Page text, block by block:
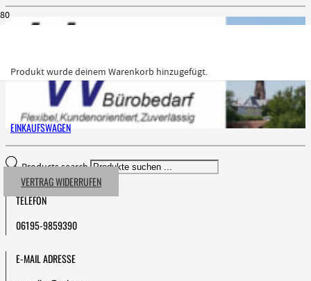
Produktwurde deinem Warenkorb hinzugefügt.
EINKAUFSWAGEN
VERTRAG WIDERRUFEN
Products search
TELEFON
06195-9859390
E-MAIL ADRESSE